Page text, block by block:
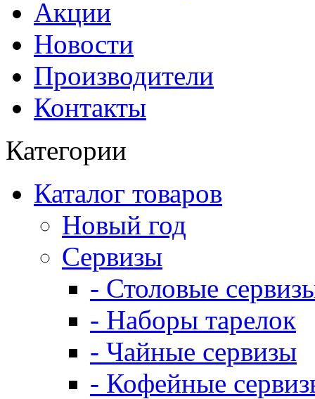
Акции
Новости
Производители
Контакты
Категории
Каталог товаров
Новый год
Сервизы
- Столовые
- Наборы тарелок
- Чайные сервизы
- Кофейные